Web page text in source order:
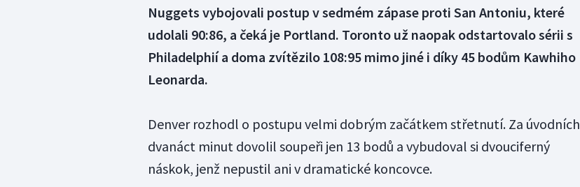
Nuggets vybojovali postup v sedmém zápase proti San Antoniu, které
udolali 90:86, a čeká je Portland. Toronto už naopak odstartovalo sérii s
Philadelphií a doma zvítězilo 108:95 mimo jiné i díky 45 bodům Kawhiho
Leonarda.
Denver rozhodl o postupu velmi dobrým začátkem střetnutí. Za úvodních
dvanáct minut dovolil soupeři jen 13 bodů a vybudoval si dvouciferný
náskok, jenž nepustil ani v dramatické koncovce.